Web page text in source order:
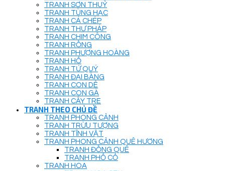
TRANH SƠN THUỶ
TRANH TÙNG HẠC
TRANH CÁ CHÉP
TRANH THƯ PHÁP
TRANH CHIM CÔNG
TRANH RỒNG
TRANH PHƯỢNG HOÀNG
TRANH HỔ
TRANH TỨ QUÝ
TRANH ĐẠI BÀNG
TRANH CON DÊ
TRANH CON GÀ
TRANH CÂY TRE
TRANH THEO CHỦ ĐỀ
TRANH PHONG CẢNH
TRANH TRỪU TƯỢNG
TRANH TĨNH VẬT
TRANH PHONG CẢNH QUÊ HƯƠNG
TRANH ĐỒNG QUÊ
TRANH PHỐ CỔ
TRANH HOA